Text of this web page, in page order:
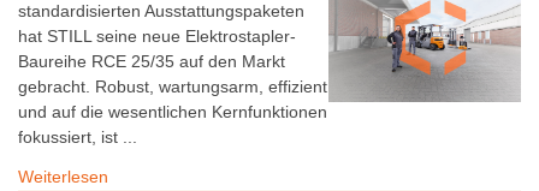
standardisierten Ausstattungspaketen
hat STILL seine neue Elektrostapler-
Baureihe RCE 25/35 auf den Markt
gebracht. Robust, wartungsarm, effizient
und auf die wesentlichen Kernfunktionen
fokussiert, ist ...
Weiterlesen